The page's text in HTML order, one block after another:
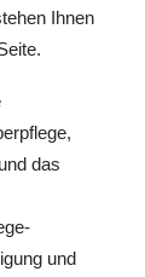
Ihnen
das
und